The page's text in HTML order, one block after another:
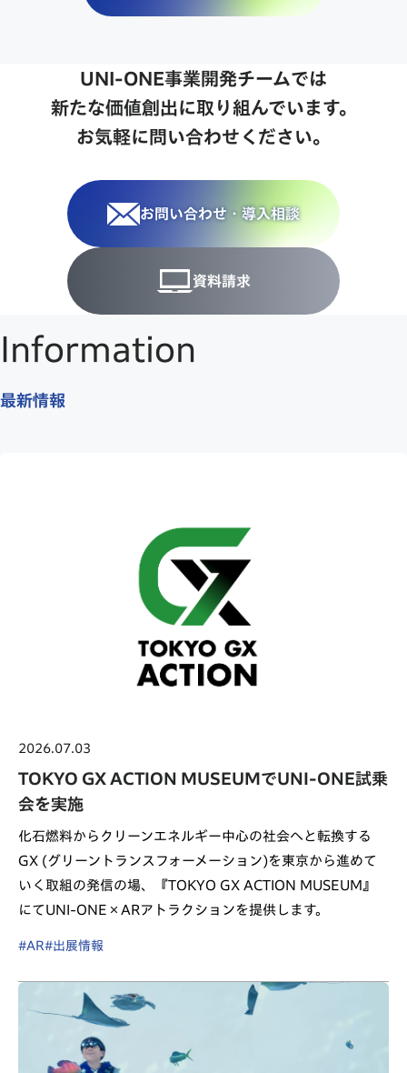
UNI-ONE事業開発チームでは
新たな価値創出に取り組んでいます。
お気軽に問い合わせください。
お問い合わせ・導入相談
資料請求
Information
最新情報
2026.07.03
TOKYO GX ACTION MUSEUMでUNI-ONE試乗
会を実施
化石燃料からクリーンエネルギー中心の社会へと転換する
GX (グリーントランスフォーメーション)を東京から進めて
いく取組の発信の場、『TOKYO GX ACTION MUSEUM』
にてUNI-ONE×ARアトラクションを提供します。
#AR#出展情報